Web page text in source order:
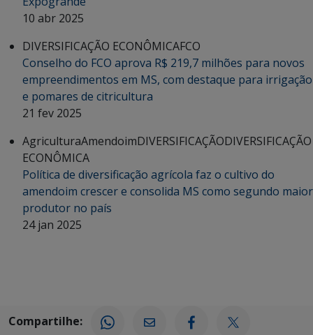
10 abr 2025
DIVERSIFICAÇÃO ECONÔMICAFCO
Conselho do FCO aprova R$ 219,7 milhões para novos
empreendimentos em MS, com destaque para irrigação
e pomares de citricultura
21 fev 2025
AgriculturaAmendoimDIVERSIFICAÇÃODIVERSIFICAÇÃO
ECONÔMICA
Política de diversificação agrícola faz o cultivo do
amendoim crescer e consolida MS como segundo maior
produtor no país
24 jan 2025
Compartilhe: